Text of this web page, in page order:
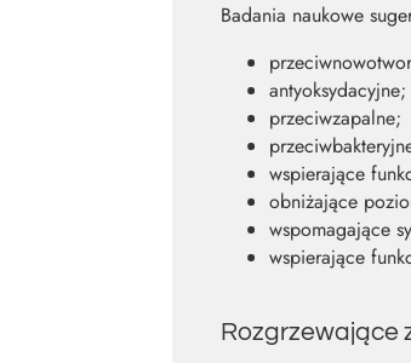
Badania naukowe
antyoksydacyjne;
przeciwzapalne;
wspierające
obniżające
wspomagające
wspierające
Rozgrzewające